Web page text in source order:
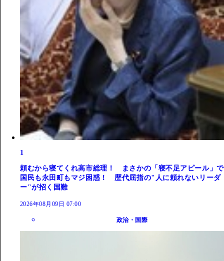
1
頼むから寝てくれ高市総理！ まさかの「寝不足アピール」で
国民も永田町もマジ困惑！ 歴代屈指の"人に頼れないリーダ
ー"が招く国難
2026年08月09日 07:00
政治・国際